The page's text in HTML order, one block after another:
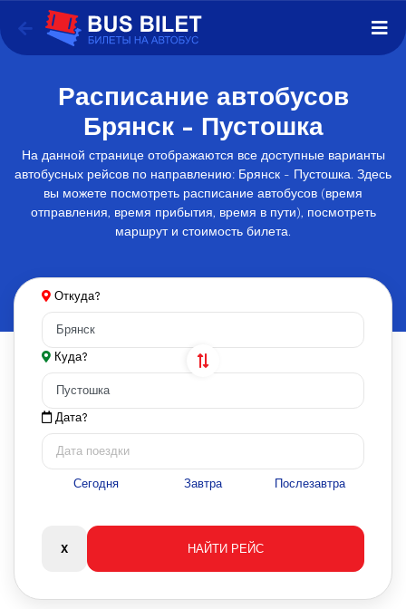
Расписание автобусов
Брянск - Пустошка
На данной странице отображаются все доступные варианты
автобусных рейсов по направлению: Брянск - Пустошка. Здесь
вы можете посмотреть расписание автобусов (время
отправления, время прибытия, время в пути), посмотреть
маршрут и стоимость билета.
Откуда?
Куда?
Дата?
Сегодня Завтра Послезавтра